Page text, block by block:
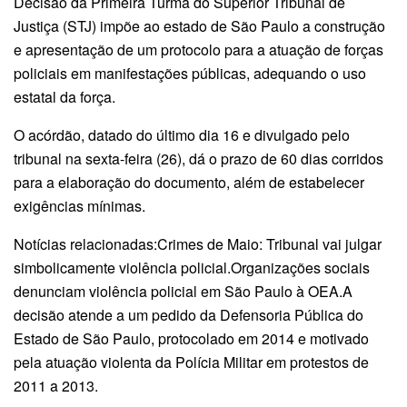
Justiça (STJ) impõe ao estado de São Paulo a construção
e apresentação de um protocolo para a atuação de forças
policiais em manifestações públicas, adequando o uso
estatal da força.
O acórdão, datado do último dia 16 e divulgado pelo
tribunal na sexta-feira (26), dá o prazo de 60 dias corridos
para a elaboração do documento, além de estabelecer
exigências mínimas.
Notícias relacionadas:Crimes de Maio: Tribunal vai julgar
simbolicamente violência policial.Organizações sociais
denunciam violência policial em São Paulo à OEA.A
decisão atende a um pedido da Defensoria Pública do
Estado de São Paulo, protocolado em 2014 e motivado
pela atuação violenta da Polícia Militar em protestos de
2011 a 2013.